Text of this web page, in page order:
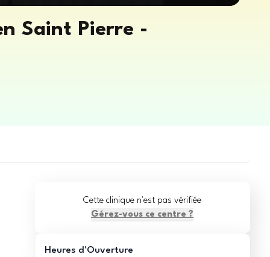
Saint Pierre -
Cette clinique n'est pas vérifiée
Gérez-vous ce centre ?
Heures d'Ouverture